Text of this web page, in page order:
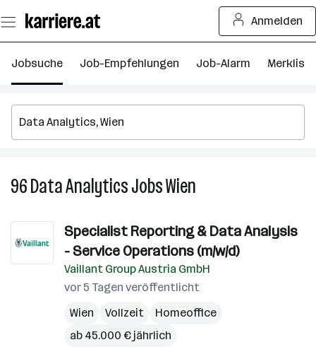
Seiteninhalt
springen
Anmelden
Jobsuche Job-Empfehlungen Job-Alarm Merkliste
96Data AnalyticsJobsWien
Jobs
in
Wien
Specialist Reporting & Data Analysis
- Service Operations (m/w/d)
Vaillant Group Austria GmbH
vor 5 Tagen veröffentlicht
Wien
Vollzeit
Homeoffice
ab 45.000 € jährlich